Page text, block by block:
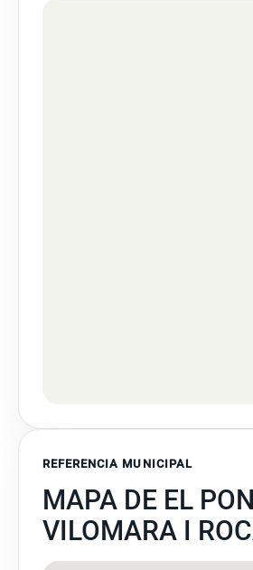
REFERENCIA MUNICIPAL
MAPA DE EL
VILOMARA I